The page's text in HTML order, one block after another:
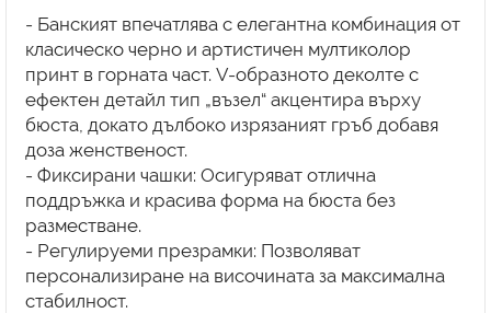
- Банският впечатлява с елегантна комбинация от
класическо черно и артистичен мултиколор
принт в горната част. V-образното деколте с
ефектен детайл тип „възел“ акцентира върху
бюста, докато дълбоко изрязаният гръб добавя
доза женственост.
- Фиксирани чашки: Осигуряват отлична
поддръжка и красива форма на бюста без
разместване.
- Регулируеми презрамки: Позволяват
персонализиране на височината за максимална
стабилност.